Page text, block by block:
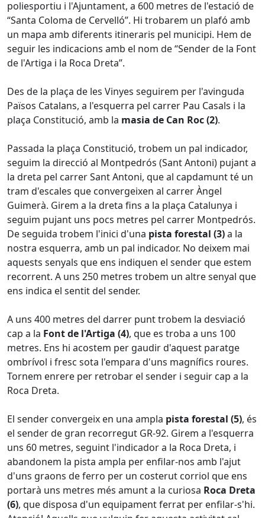
poliesportiu i l'Ajuntament, a 600 metres de l'estació de
“Santa Coloma de Cervelló”. Hi trobarem un plafó amb
un mapa amb diferents itineraris pel municipi. Hem de
seguir les indicacions amb el nom de “Sender de la Font
de l'Artiga i la Roca Dreta”.
Des de la plaça de les Vinyes seguirem per l'avinguda
Països Catalans, a l'esquerra pel carrer Pau Casals i la
plaça Constitució, amb la masia de Can Roc (2).
Passada la plaça Constitució, trobem un pal indicador,
seguim la direcció al Montpedrós (Sant Antoni) pujant a
la dreta pel carrer Sant Antoni, que al capdamunt té un
tram d'escales que convergeixen al carrer Àngel
Guimerà. Girem a la dreta fins a la plaça Catalunya i
seguim pujant uns pocs metres pel carrer Montpedrós.
De seguida trobem l'inici d'una pista forestal (3)a la
nostra esquerra, amb un pal indicador. No deixem mai
aquests senyals que ens indiquen el sender que estem
recorrent. A uns 250 metres trobem un altre senyal que
ens indica el sentit del sender.
A uns 400 metres del darrer punt trobem la desviació
cap a la Font de l'Artiga (4), que es troba a uns 100
metres. Ens hi acostem per gaudir d'aquest paratge
ombrívol i fresc sota l'empara d'uns magnífics roures.
Tornem enrere per retrobar el sender i seguir cap a la
Roca Dreta.
El sender convergeix en una ampla pista forestal (5), és
el sender de gran recorregut GR-92. Girem a l'esquerra
uns 60 metres, seguint l'indicador a la Roca Dreta, i
abandonem la pista ampla per enfilar-nos amb l'ajut
d'uns graons de ferro per un costerut corriol que ens
portarà uns metres més amunt a la curiosa Roca Dreta
(6), que disposa d'un equipament ferrat per enfilar-s'hi.